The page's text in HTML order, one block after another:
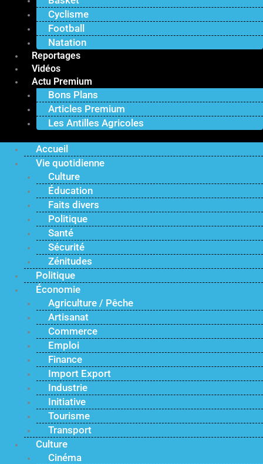
Cyclisme
Football
Natation
Reportages
Vidéos
Actu Premium
Bons Plans
Articles Premium
Les Antilles Agricoles
Accueil
Vie quotidienne
Culture
Éducation
Faits divers
Politique
Santé
Sécurité
Zénitudes
Politique
Économie
Agriculture / Pêche
Artisanat
Commerce
Emploi
Finance
Import Export
Industrie
Initiative
Tourisme
Transport
Culture
Cinéma